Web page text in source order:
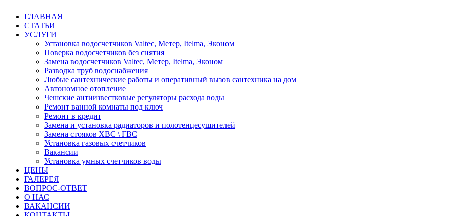
ГЛАВНАЯ
СТАТЬИ
УСЛУГИ
Установка водосчетчиков Valtec, Метер, Itelma, Эконом
Поверка водосчетчиков без снятия
Замена водосчетчиков Valtec, Метер, Itelma, Эконом
Разводка труб водоснабжения
Любые сантехнические работы и оперативный вызов сантехника на дом
Автономное отопление
Чешские антиизвестковые регуляторы расхода воды
Ремонт ванной комнаты под ключ
Ремонт в кредит
Замена и установка радиаторов и полотенцесушителей
Замена стояков ХВС \ ГВС
Установка газовых счетчиков
Вакансии
Установка умных счетчиков воды
ЦЕНЫ
ГАЛЕРЕЯ
ВОПРОС-ОТВЕТ
О НАС
ВАКАНСИИ